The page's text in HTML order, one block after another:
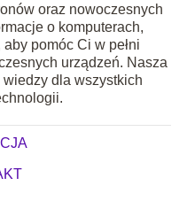
oraz nowoczesnych
o komputerach,
pomóc Ci w pełni
urządzeń. Nasza
wiedzy dla wszystkich